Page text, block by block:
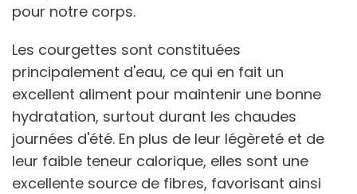
pour notre corps.
Les courgettes sont constituées
principalement d'eau, ce qui en fait un
excellent aliment pour maintenir une bonne
hydratation, surtout durant les chaudes
journées d'été. En plus de leur légèreté et de
leur faible teneur calorique, elles sont une
excellente source de fibres, favorisant ainsi